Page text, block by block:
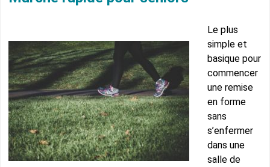
Le plus
simple et
basique pour
commencer
une remise
en forme
sans
s’enfermer
dans une
salle de